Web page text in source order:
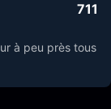
711
à peu près tous